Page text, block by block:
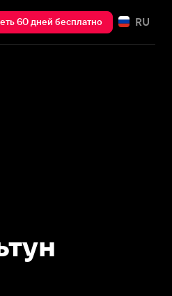
60 дней бесплатно RU